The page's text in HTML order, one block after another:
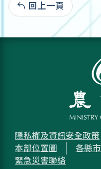
回上一頁
隱私權及資訊安全政策
本部位置圖
各縣
緊急災害聯絡